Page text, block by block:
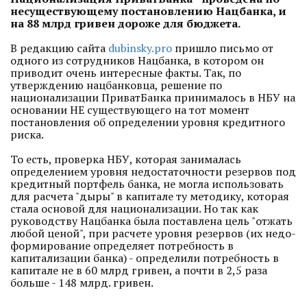
несуществующему постановлению Нацбанка, и
на 88 млрд гривен дороже для бюджета.
В редакцию сайта dubinsky.pro пришло письмо от
одного из сотрудников Нацбанка, в котором он
приводит очень интересные факты. Так, по
утверждению нацбанковца, решение по
национализации ПриватБанка принималось в НБУ на
основании НЕ существующего на тот момент
постановления об определении уровня кредитного
риска.
То есть, проверка НБУ, которая занималась
определением уровня недостаточности резервов под
кредитный портфель банка, не могла использовать
для расчета "дыры" в капитале ту методику, которая
стала основой для национализации. Но так как
руководству Нацбанка была поставлена цель "отжать
любой ценой", при расчете уровня резервов (их недо-
формирование определяет потребность в
капитализации банка) - определили потребность в
капитале не в 60 млрд гривен, а почти в 2,5 раза
больше - 148 млрд. гривен.